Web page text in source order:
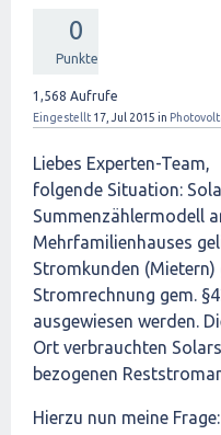
0
Punkte
1,568 Aufrufe
Eingestellt 17, Jul 2015 in
Liebes Experten-Team,
folgende Situation:
Summenzählermodell
Mehrfamilienhauses
Stromkunden
Stromrechnung gem.
ausgewiesen werden.
Ort verbrauchten
bezogenen
Hierzu nun meine